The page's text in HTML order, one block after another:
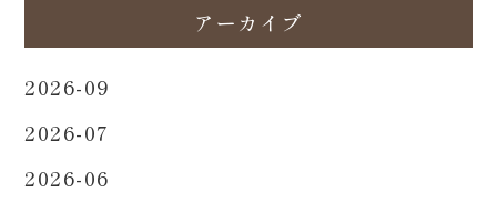
アーカイブ
2026-09
2026-07
2026-06